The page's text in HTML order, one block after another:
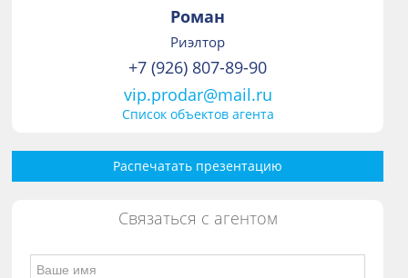
Роман
Риэлтор
+7 (926) 807-89-90
vip.prodar@mail.ru
Список объектов агента
Распечатать презентацию
Связаться с агентом